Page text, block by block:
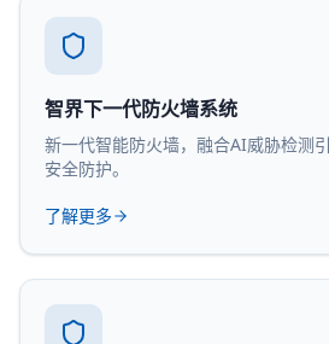
智界下一代防火墙系统
新一代智能防火墙，融合AI威胁检测
安全防护。
了解更多